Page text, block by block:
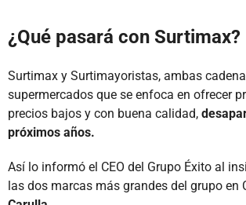
¿Qué pasará con Surtimax?
Surtimax y Surtimayoristas, ambas
supermercados que se enfoca en ofrecer
precios bajos y con buena calidad,
próximos años.
Así lo informó el CEO del Grupo Éxito al
las dos marcas más grandes del grupo en